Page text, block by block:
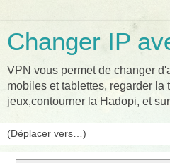
Changer IP
VPN vous permet de changer
mobiles et tablettes, regarder la
jeux,contourner la Hadopi, et